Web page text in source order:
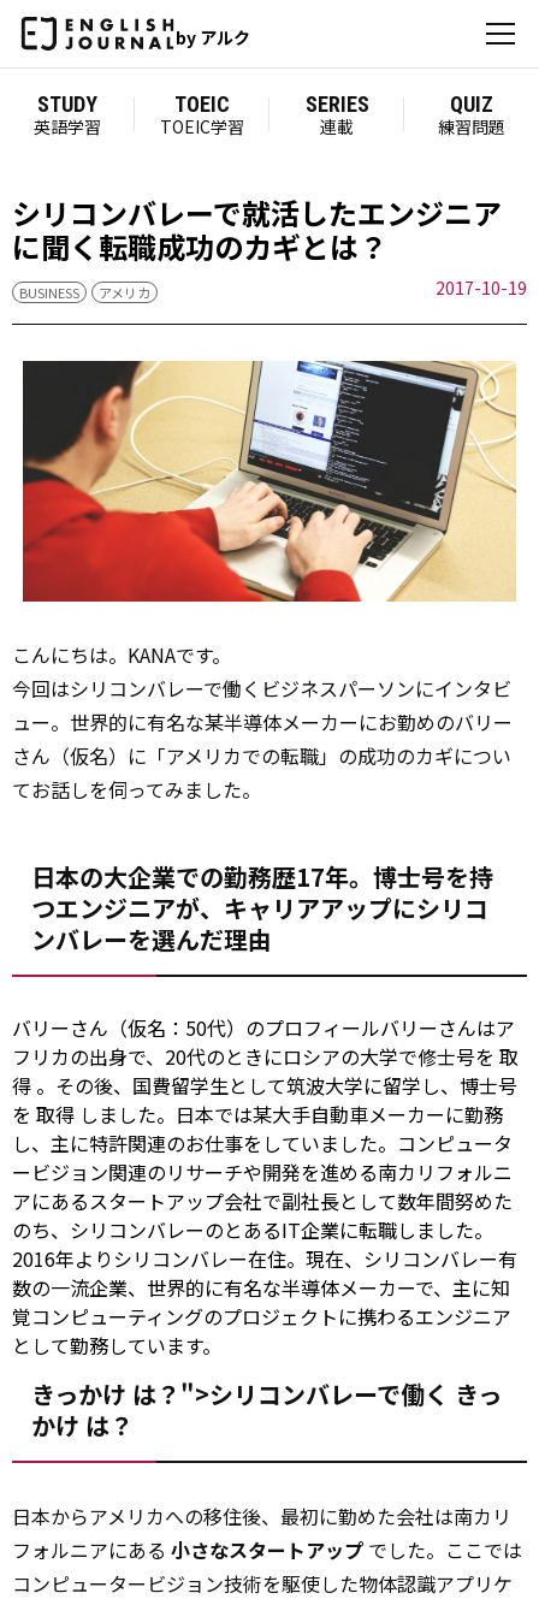
by アルク
STUDY
英語学習
TOEIC
TOEIC学習
SERIES
連載
QUIZ
練習問題
シリコンバレーで就活したエンジニア
に聞く転職成功のカギとは？
BUSINESS アメリカ 2017-10-19
こんにちは。KANAです。
今回はシリコンバレーで働くビジネスパーソンにインタビ
ュー。世界的に有名な某半導体メーカーにお勤めのバリー
さん（仮名）に「アメリカでの転職」の成功のカギについ
てお話しを伺ってみました。
日本の大企業での勤務歴17年。博士号を持
つエンジニアが、キャリアアップにシリコ
ンバレーを選んだ理由
バリーさん（仮名：50代）のプロフィールバリーさんはア
フリカの出身で、20代のときにロシアの大学で修士号を 取
得 。その後、国費留学生として筑波大学に留学し、博士号
を 取得 しました。日本では某大手自動車メーカーに勤務
し、主に特許関連のお仕事をしていました。コンピュータ
ービジョン関連のリサーチや開発を進める南カリフォルニ
アにあるスタートアップ会社で副社長として数年間努めた
のち、シリコンバレーのとあるIT企業に転職しました。
2016年よりシリコンバレー在住。現在、シリコンバレー有
数の一流企業、世界的に有名な半導体メーカーで、主に知
覚コンピューティングのプロジェクトに携わるエンジニア
として勤務しています。
きっかけ は？">シリコンバレーで働く きっ
かけ は？
日本からアメリカへの移住後、最初に勤めた会社は南カリ
フォルニアにある 小さなスタートアップ でした。ここでは
コンピュータービジョン技術を駆使した物体認識アプリケ